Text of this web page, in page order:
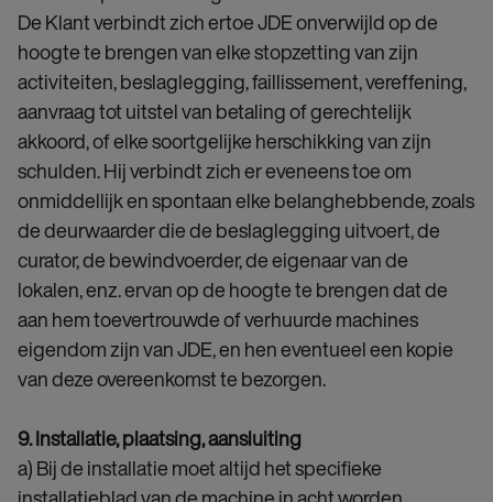
De Klant verbindt zich ertoe JDE onverwijld op de
hoogte te brengen van elke stopzetting van zijn
activiteiten, beslaglegging, faillissement, vereffening,
aanvraag tot uitstel van betaling of gerechtelijk
akkoord, of elke soortgelijke herschikking van zijn
schulden. Hij verbindt zich er eveneens toe om
onmiddellijk en spontaan elke belanghebbende, zoals
de deurwaarder die de beslaglegging uitvoert, de
curator, de bewindvoerder, de eigenaar van de
lokalen, enz. ervan op de hoogte te brengen dat de
aan hem toevertrouwde of verhuurde machines
eigendom zijn van JDE, en hen eventueel een kopie
van deze overeenkomst te bezorgen.
9. Installatie, plaatsing, aansluiting
a) Bij de installatie moet altijd het specifieke